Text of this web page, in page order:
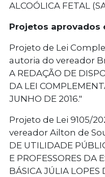
ALCOÓLICA FETAL
Projetos aprovados
Projeto de Lei
autoria do vereador
A REDAÇÃO DE
DA LEI
JUNHO DE 2016."
Projeto de Lei 9105/
vereador Ailton de
DE UTILIDADE
E PROFESSORES DA
BÁSICA JÚLIA LOPES